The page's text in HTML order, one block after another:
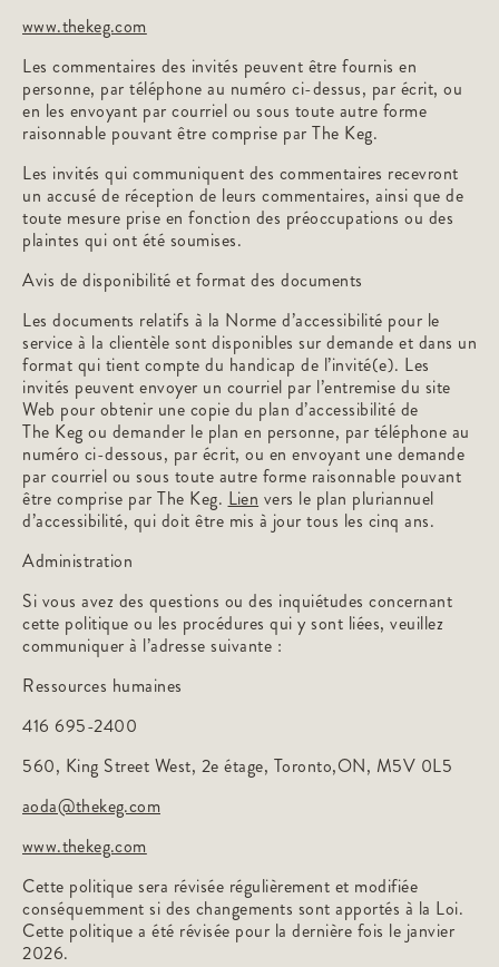
www.thekeg.com
Les commentaires des invités peuvent être fournis en
personne, par téléphone au numéro ci-dessus, par écrit, ou
en les envoyant par courriel ou sous toute autre forme
raisonnable pouvant être comprise par The Keg.
Les invités qui communiquent des commentaires recevront
un accusé de réception de leurs commentaires, ainsi que de
toute mesure prise en fonction des préoccupations ou des
plaintes qui ont été soumises.
Avis de disponibilité et format des documents
Les documents relatifs à la Norme d’accessibilité pour le
service à la clientèle sont disponibles sur demande et dans un
format qui tient compte du handicap de l’invité(e). Les
invités peuvent envoyer un courriel par l’entremise du site
Web pour obtenir une copie du plan d’accessibilité de
The Keg ou demander le plan en personne, par téléphone au
numéro ci-dessous, par écrit, ou en envoyant une demande
par courriel ou sous toute autre forme raisonnable pouvant
être comprise par The Keg. Lien vers le plan pluriannuel
d’accessibilité, qui doit être mis à jour tous les cinq ans.
Administration
Si vous avez des questions ou des inquiétudes concernant
cette politique ou les procédures qui y sont liées, veuillez
communiquer à l’adresse suivante :
Ressources humaines
416 695-2400
560, King Street West, 2e étage, Toronto,ON, M5V 0L5
aoda@thekeg.com
www.thekeg.com
Cette politique sera révisée régulièrement et modifiée
conséquemment si des changements sont apportés à la Loi.
Cette politique a été révisée pour la dernière fois le janvier
2026.